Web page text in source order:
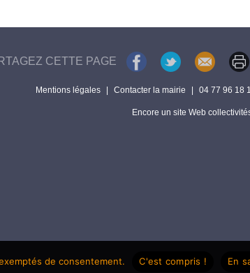
CETTE PAGE
Mentions légales Contacter la mairie 04 77 96 18
Encore un site Web
de consentement. C'est compris ! En